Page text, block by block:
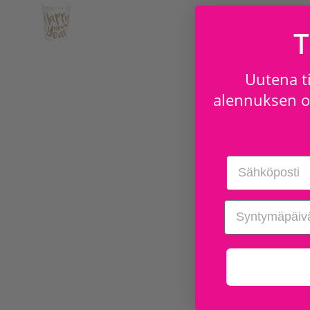
Uutena
alennuksen
Email
birthday